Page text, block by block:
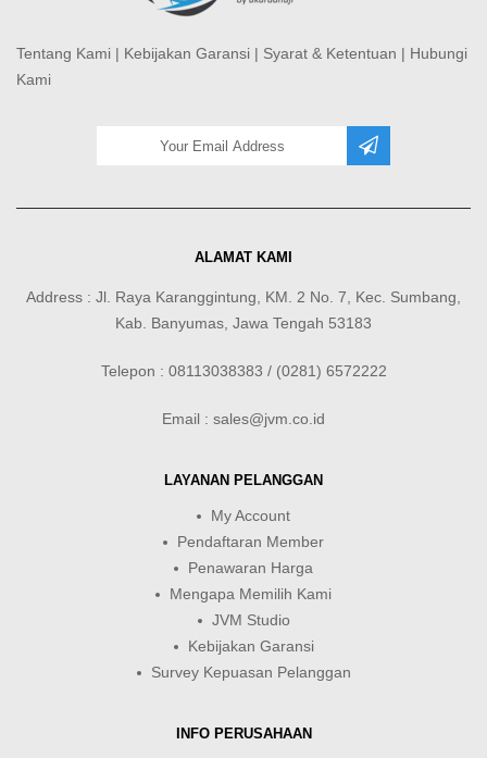
Tentang Kami | Kebijakan Garansi | Syarat & Ketentuan | Hubungi
Kami
ALAMAT KAMI
Address : Jl. Raya Karanggintung, KM. 2 No. 7, Kec. Sumbang,
Kab. Banyumas, Jawa Tengah 53183
Telepon : 08113038383 / (0281) 6572222
Email : sales@jvm.co.id
LAYANAN PELANGGAN
My Account
Pendaftaran Member
Penawaran Harga
Mengapa Memilih Kami
JVM Studio
Kebijakan Garansi
Survey Kepuasan Pelanggan
INFO PERUSAHAAN